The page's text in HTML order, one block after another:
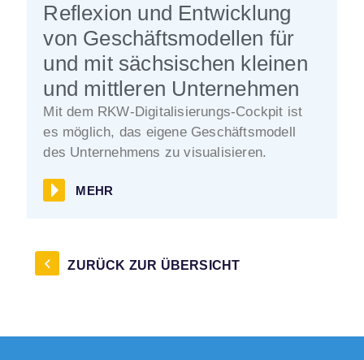
Reflexion und Entwicklung
von Geschäftsmodellen für
und mit sächsischen kleinen
und mittleren Unternehmen
Mit dem RKW-Digitalisierungs-Cockpit ist
es möglich, das eigene Geschäftsmodell
des Unternehmens zu visualisieren.
MEHR
ZURÜCK ZUR ÜBERSICHT